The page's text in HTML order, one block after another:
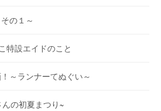
の１～
特設エイドのこと
～ランナーてぬぐい～
の初夏まつり~